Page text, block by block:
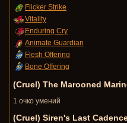
Flicker Strike
Vitality
Enduring Cry
Animate Guardian
Flesh Offering
Bone Offering
(Cruel) The Marooned
1 очко умений
(Cruel) Siren's Last